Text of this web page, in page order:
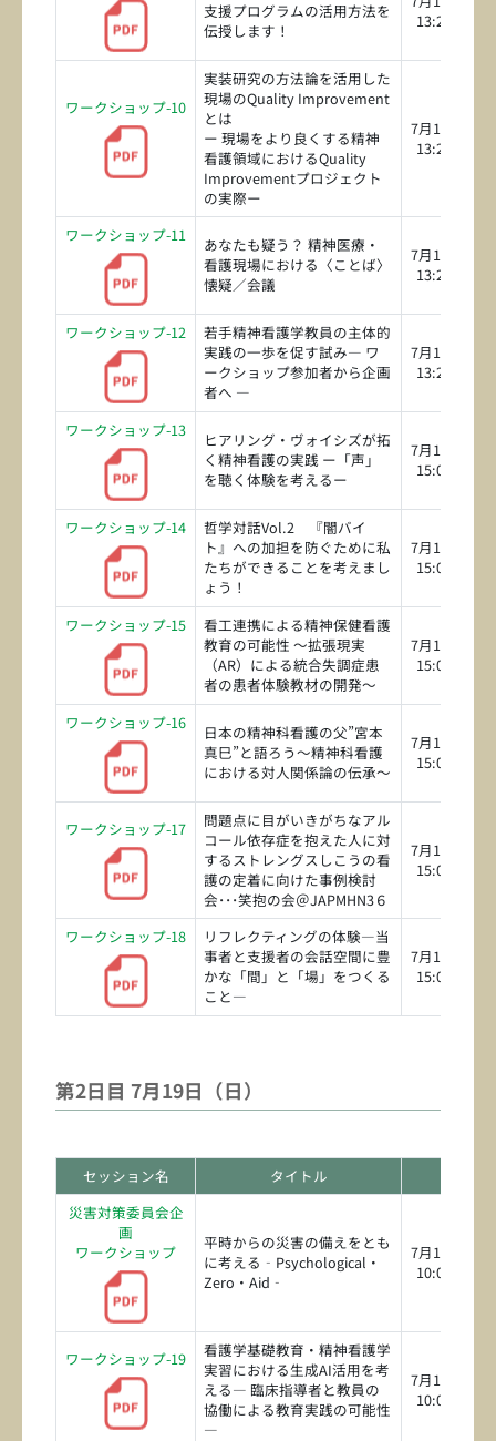
支援プログラムの活用方法を
伝授します！
13:20～
ワークショップ-10
実装研究の方法論を活用した
現場のQuality Improvement
とは
ー 現場をより良くする精神
看護領域におけるQuality
Improvementプロジェクト
の実際ー
7月18日（土
13:20～
ワークショップ-11
あなたも疑う？ 精神医療・
看護現場における〈ことば〉
懐疑／会議
7月18日（土
13:20～
ワークショップ-12
若手精神看護学教員の主体的
実践の一歩を促す試み― ワ
ークショップ参加者から企画
者へ ―
7月18日（土
13:20～
ワークショップ-13
ヒアリング・ヴォイシズが拓
く精神看護の実践 ー「声」
を聴く体験を考えるー
7月18日（土
15:00～
ワークショップ-14
哲学対話Vol.2 『闇バイ
ト』への加担を防ぐために私
たちができることを考えまし
ょう！
7月18日（土
15:00～
ワークショップ-15
看工連携による精神保健看護
教育の可能性 ～拡張現実
（AR）による統合失調症患
者の患者体験教材の開発～
7月18日（土
15:00～
ワークショップ-16
日本の精神科看護の父”宮本
真巳”と語ろう～精神科看護
における対人関係論の伝承～
7月18日（土
15:00～
ワークショップ-17
問題点に目がいきがちなアル
コール依存症を抱えた人に対
するストレングスしこうの看
護の定着に向けた事例検討
会･･･笑抱の会＠JAPMHN3６
7月18日（土
15:00～
ワークショップ-18
リフレクティングの体験―当
事者と支援者の会話空間に豊
かな「間」と「場」をつくる
こと―
7月18日（土
15:00～
第2日目 7月19日（日）
セッション名 タイトル
災害対策委員会企
画
ワークショップ
平時からの災害の備えをとも
に考える‐Psychological・
Zero・Aid‐
7月19日（日
10:00～
ワークショップ-19
看護学基礎教育・精神看護学
実習における生成AI活用を考
える― 臨床指導者と教員の
協働による教育実践の可能性
―
7月19日（日
10:00～